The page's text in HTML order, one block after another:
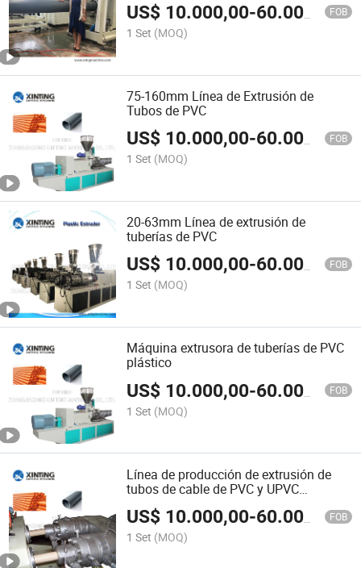
US$ 10.000,00-60.000,00 FOB
1 Set (MOQ)
75-160mm Línea de Extrusión de
Tubos de PVC
US$ 10.000,00-60.000,00 FOB
1 Set (MOQ)
20-63mm Línea de extrusión de
tuberías de PVC
US$ 10.000,00-60.000,00 FOB
1 Set (MOQ)
Máquina extrusora de tuberías de PVC
plástico
US$ 10.000,00-60.000,00 FOB
1 Set (MOQ)
Línea de producción de extrusión de
tubos de cable de PVC y UPVC
automáticos
US$ 10.000,00-60.000,00 FOB
1 Set (MOQ)